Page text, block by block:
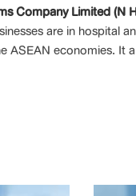
Company Limited (N
are in hospital
ASEAN economies. It